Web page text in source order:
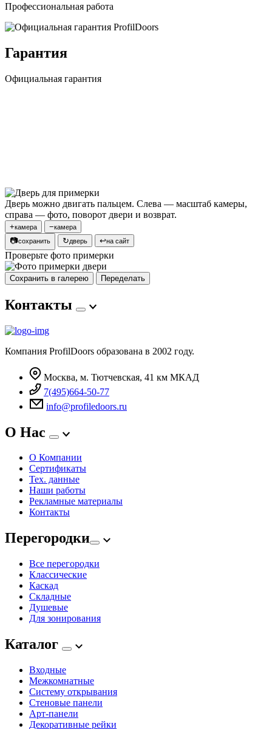
Профессиональная работа
Гарантия
Официальная гарантия
Дверь можно двигать пальцем. Слева — масштаб камеры,
справа — фото, поворот двери и возврат.
+камера −камера
📷сохранить ↻дверь ↩на сайт
Проверьте фото примерки
Сохранить в галерею Переделать
Контакты
Компания ProfilDoors образована в 2002 году.
Москва, м. Тютчевская, 41 км МКАД
7(495)664-50-77
info@profiledoors.ru
О Нас
О Компании
Сертификаты
Тех. данные
Наши работы
Рекламные материалы
Контакты
Перегородки
Все перегородки
Классические
Каскад
Складные
Душевые
Для зонирования
Каталог
Входные
Межкомнатные
Систему открывания
Стеновые панели
Арт-панели
Декоративные рейки